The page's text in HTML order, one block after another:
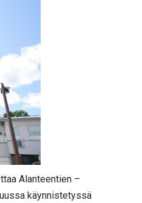
Alanteentien –
käynnistetyssä